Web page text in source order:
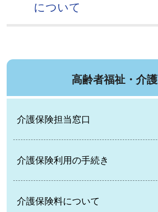
について
高齢者福祉・介護
介護保険担当窓口
介護保険利用の手続き
介護保険料について